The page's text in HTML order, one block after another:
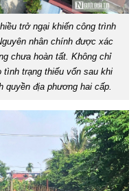
trở ngại khiến công trình
nhân chính được xác
chưa hoàn tất. Không chỉ
trạng thiếu vốn sau khi
quyền địa phương hai cấp.